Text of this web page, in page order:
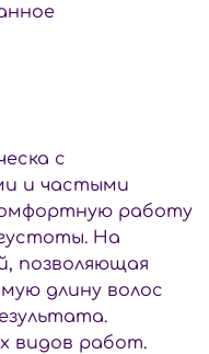
с
и частыми
работу
На
позволяющая
длину волос
видов работ.